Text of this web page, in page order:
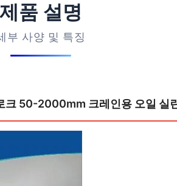
제품 설명
부 사양 및 특징
크 50-2000mm 크레인용 오일 실